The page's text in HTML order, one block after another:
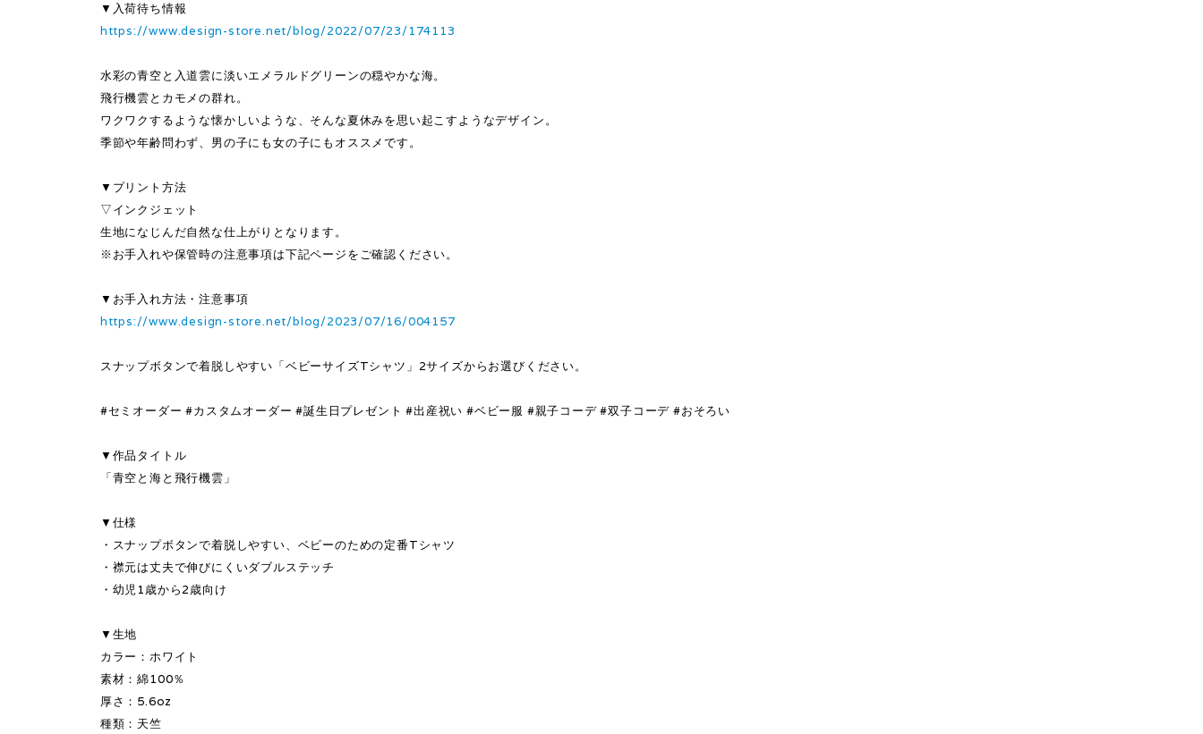
▼入荷待ち情報
https://www.design-store.net/blog/2022/07/23/174113
水彩の青空と入道雲に淡いエメラルドグリーンの穏やかな海。
飛行機雲とカモメの群れ。
ワクワクするような懐かしいような、そんな夏休みを思い起こすようなデザイン。
季節や年齢問わず、男の子にも女の子にもオススメです。
▼プリント方法
▽インクジェット
生地になじんだ自然な仕上がりとなります。
※お手入れや保管時の注意事項は下記ページをご確認ください。
▼お手入れ方法・注意事項
https://www.design-store.net/blog/2023/07/16/004157
スナップボタンで着脱しやすい「ベビーサイズTシャツ」2サイズからお選びください。
#セミオーダー #カスタムオーダー #誕生日プレゼント #出産祝い #ベビー服 #親子コーデ #双子コーデ #おそろい
▼作品タイトル
「青空と海と飛行機雲」
▼仕様
・スナップボタンで着脱しやすい、ベビーのための定番Tシャツ
・襟元は丈夫で伸びにくいダブルステッチ
・幼児1歳から2歳向け
▼生地
カラー：ホワイト
素材：綿100％
厚さ：5.6oz
種類：天竺